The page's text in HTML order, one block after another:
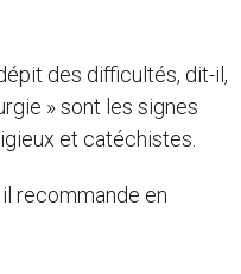
des difficultés, dit-il,
» sont les signes
et catéchistes.
recommande en